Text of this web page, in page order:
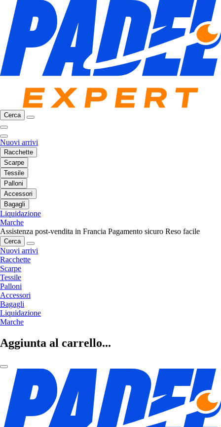
Cerca
Nuovi arrivi
Racchette
Scarpe
Tessile
Palloni
Accessori
Bagagli
Liquidazione
Marche
Assistenza post-vendita in Francia Pagamento sicuro Reso facile
Cerca
Nuovi arrivi
Racchette
Scarpe
Tessile
Palloni
Accessori
Bagagli
Liquidazione
Marche
Aggiunta al carrello...